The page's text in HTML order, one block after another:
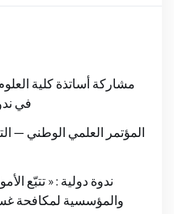
مشاركة أساتذة كلية
في
المؤتمر العلمي الوطني —
ندوة دولية : « تتبّع
والمؤسسية لمكافحة